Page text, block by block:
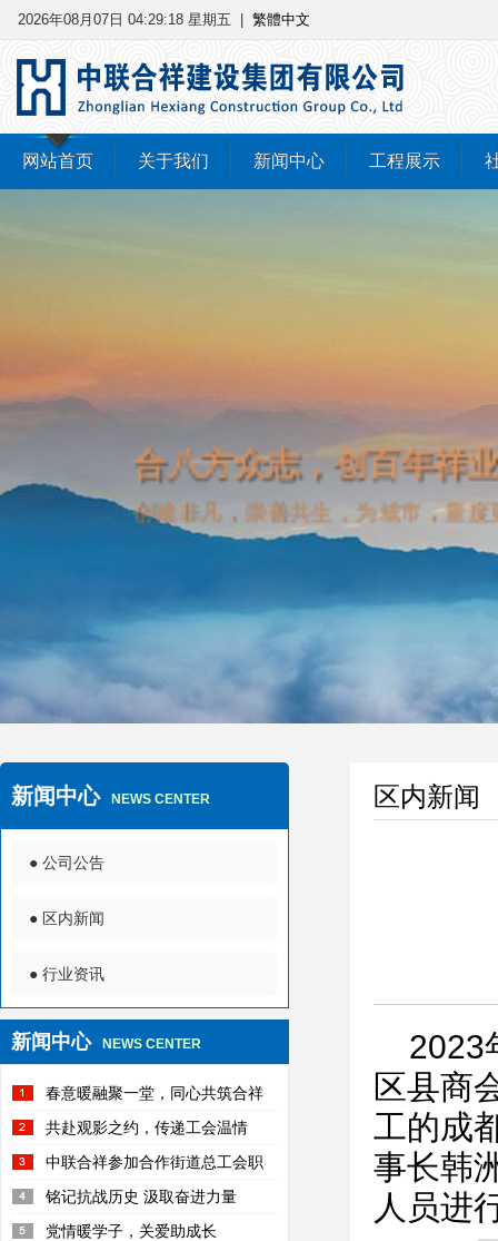
2026年08月07日 04:29:19 星期五 繁體中文
网站首页 关于我们 新闻中心 工程展示
诚信做人、踏实做事、
以人为本、健康发展、与时俱进、
新闻中心 NEWS CENTER
● 公司公告
● 区内新闻
● 行业资讯
新闻中心 NEWS CENTER
春意暖融聚一堂，同心共筑合祥
梦
共赴观影之约，传递工会温情
中联合祥参加合作街道总工会职
工趣味运动会活动纪实
铭记抗战历史 汲取奋进力量
党情暖学子，关爱助成长
区内新闻
2023
区县商
工的成
事长韩
人员进